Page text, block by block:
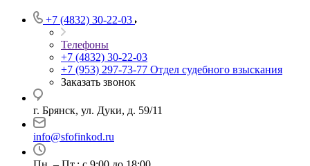
+7 (4832) 30-22-03
Телефоны
+7 (4832) 30-22-03
+7 (953) 297-73-77 Отдел судебного взыскания
Заказать звонок
г. Брянск, ул. Дуки, д. 59/11
info@sfofinkod.ru